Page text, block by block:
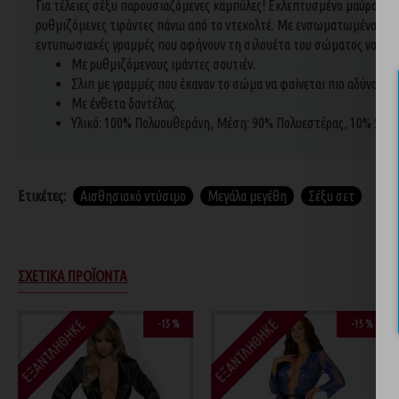
Για τέλειες σέξυ παρουσιαζόμενες καμπύλες! Εκλεπτυσμένο μαύρο
ρυθμιζόμενες τιράντες πάνω από το ντεκολτέ. Με ενσωματωμένα
εντυπωσιακές γραμμές που αφήνουν τη σιλουέτα του σώματος να
Με ρυθμιζόμενους ιμάντες σουτιέν.
Σλιπ με γραμμές που έκαναν το σώμα να φαίνεται πιο αδύνατο.
Με ένθετα δαντέλας.
Υλικό: 100% Πολυουθεράνη, Μέση: 90% Πολυεστέρας, 10%
Ετικέτες: Αισθησιακό ντύσιμο Μεγάλα μεγέθη Σέξυ σετ
ΣΧΕΤΙΚΆ ΠΡΟΪΌΝΤΑ
-15 %
ΕΞΑΝΤΛΉΘΗΚΕ -15 %
ΕΞΑΝΤΛΉΘΗΚΕ
-15 % -10 %